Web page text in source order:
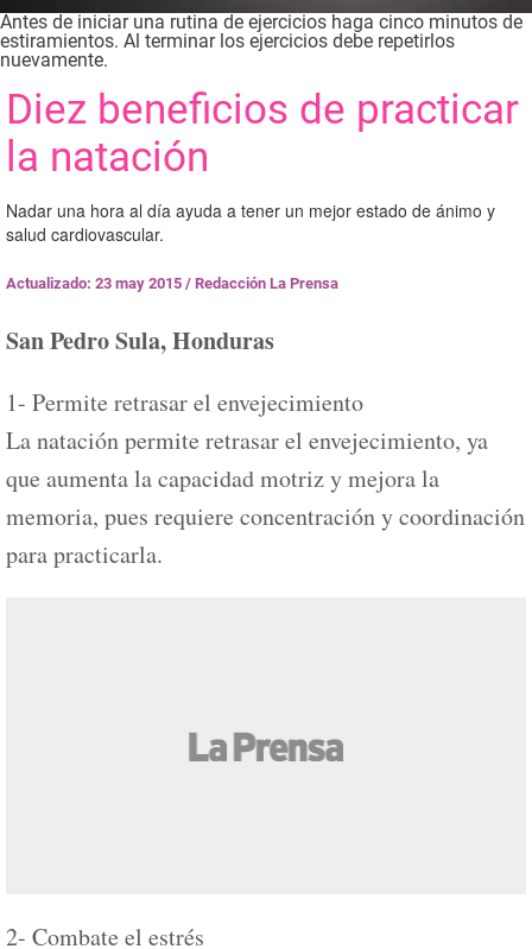
Antes de iniciar una rutina de ejercicios haga cinco minutos de
estiramientos. Al terminar los ejercicios debe repetirlos
nuevamente.
Diez beneficios de practicar
la natación
Nadar una hora al día ayuda a tener un mejor estado de ánimo y
salud cardiovascular.
Actualizado: 23 may 2015 / Redacción La Prensa
San Pedro Sula, Honduras
1- Permite retrasar el envejecimiento
La natación permite retrasar el envejecimiento, ya
que aumenta la capacidad motriz y mejora la
memoria, pues requiere concentración y coordinación
para practicarla.
2- Combate el estrés